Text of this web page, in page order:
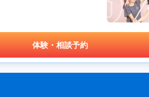
体験・相談予約